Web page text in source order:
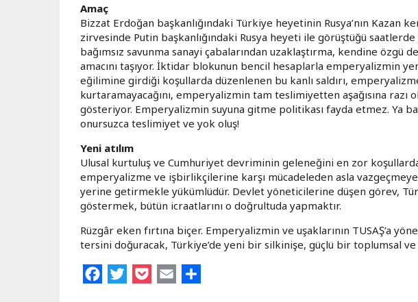
Amaç
Bizzat Erdoğan başkanlığındaki Türkiye heyetinin Rusya’nın Kazan
zirvesinde Putin başkanlığındaki Rusya heyeti ile görüştüğü saatlerde
bağımsız savunma sanayi çabalarından uzaklaştırma, kendine özgü
amacını taşıyor. İktidar blokunun bencil hesaplarla emperyalizmin
eğilimine girdiği koşullarda düzenlenen bu kanlı saldırı,
kurtaramayacağını, emperyalizmin tam teslimiyetten aşağısına razı
gösteriyor. Emperyalizmin suyuna gitme politikası fayda etmez. Ya
onursuzca teslimiyet ve yok oluş!
Yeni atılım
Ulusal kurtuluş ve Cumhuriyet devriminin geleneğini en zor
emperyalizme ve işbirlikçilerine karşı mücadeleden asla
yerine getirmekle yükümlüdür. Devlet yöneticilerine düşen görev,
göstermek, bütün icraatlarını o doğrultuda yapmaktır.
Rüzgâr eken fırtına biçer. Emperyalizmin ve uşaklarının TUSAŞ’a
tersini doğuracak, Türkiye’de yeni bir silkinişe, güçlü bir toplumsal ve
FacebookTwitterPocket Email